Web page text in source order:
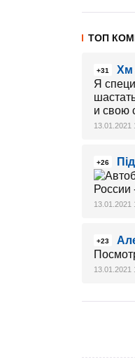
ТОП
+31
Хм
Я
и свою
13.01.2021
+26
13.01.2021
+23
13.01.2021